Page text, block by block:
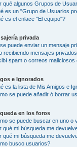
qué algunos Grupos de
es un "Grupo de Usuarios
es el enlace "El equipo"?
privada
se puede enviar un mensaje
recibiendo mensajes
spam o correos maliciosos
e Ignorados
es la lista de Mis Amigos e
se puede añadir ó borrar
en los foros
se puede buscar en uno o
qué mi búsqueda me
qué mi búsqueda me
busco usuarios?